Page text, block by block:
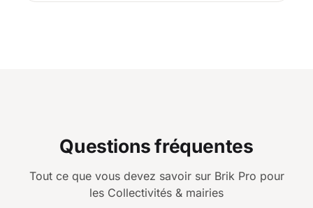
Questions fréquentes
Tout ce que vous devez savoir sur Brik Pro pour
les Collectivités & mairies